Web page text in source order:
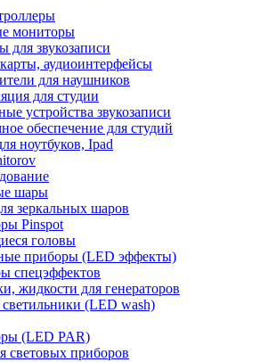
мониторы
для звукозаписи
аудиоинтерфейсы
для наушников
для студии
устройства звукозаписи
обеспечение для студий
ноутбуков, Ipad
шары
зеркальных шаров
Pinspot
головы
приборы (LED эффекты)
спецэффектов
жидкости для генераторов
(LED wash)
(LED PAR)
световых приборов